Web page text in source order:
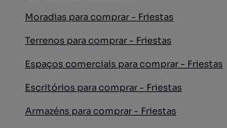
Moradias para comprar - Friestas
Terrenos para comprar - Friestas
Espaços comerciais para comprar - Friestas
Escritórios para comprar - Friestas
Armazéns para comprar - Friestas